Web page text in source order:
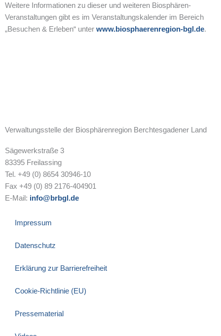
Weitere Informationen zu dieser und weiteren Biosphären-
Veranstaltungen gibt es im Veranstaltungskalender im Bereich
„Besuchen & Erleben“ unter www.biosphaerenregion-bgl.de.
Verwaltungsstelle der Biosphärenregion Berchtesgadener Land
Sägewerkstraße 3
83395 Freilassing
Tel. +49 (0) 8654 30946-10
Fax +49 (0) 89 2176-404901
E-Mail: info@brbgl.de
Impressum
Datenschutz
Erklärung zur Barrierefreiheit
Cookie-Richtlinie (EU)
Pressematerial